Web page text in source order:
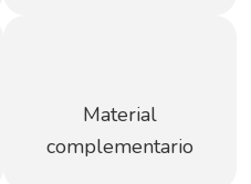
Material
complementario